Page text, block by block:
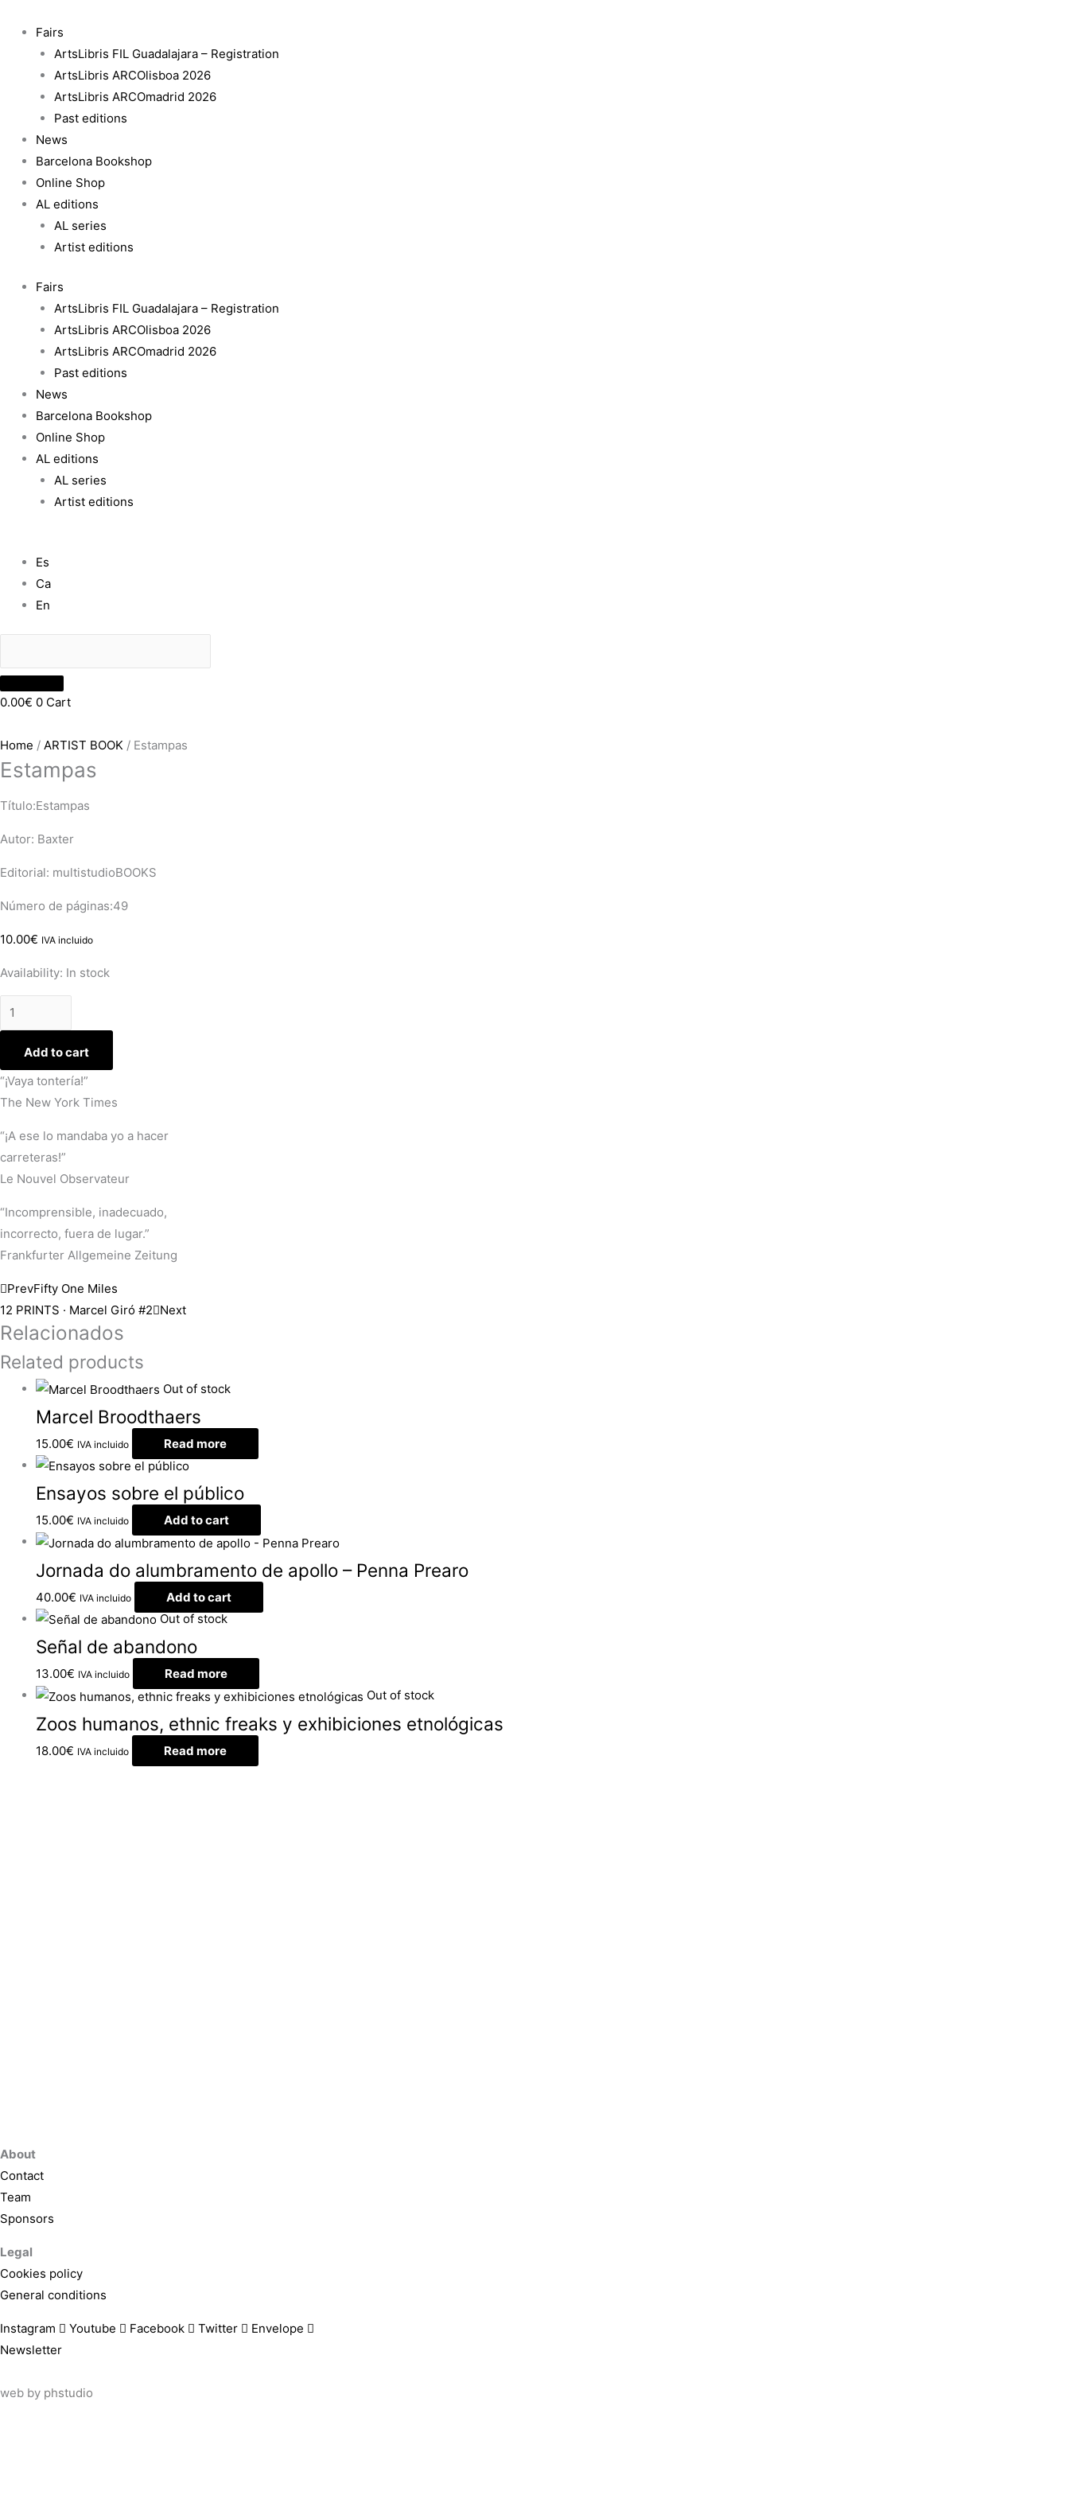
content
Fairs
ArtsLibris FIL Guadalajara – Registration
ArtsLibris ARCOlisboa 2026
ArtsLibris ARCOmadrid 2026
Past editions
News
Barcelona Bookshop
Online Shop
AL editions
AL series
Artist editions
Fairs
ArtsLibris FIL Guadalajara – Registration
ArtsLibris ARCOlisboa 2026
ArtsLibris ARCOmadrid 2026
Past editions
News
Barcelona Bookshop
Online Shop
AL editions
AL series
Artist editions
Es
Ca
En
0.00€ 0 Cart
Home / ARTIST BOOK / Estampas
Estampas
Título:Estampas
Autor: Baxter
Editorial: multistudioBOOKS
Número de páginas:49
10.00€ IVA incluido
Availability: In stock
quantity
Add to cart
“¡Vaya tontería!”
The New York Times
“¡A ese lo mandaba yo a hacer
carreteras!”
Le Nouvel Observateur
“Incomprensible, inadecuado,
incorrecto, fuera de lugar.”
Frankfurter Allgemeine Zeitung
PrevFifty One Miles
12 PRINTS · Marcel Giró #2 Next
Relacionados
Related products
Out of stock
Marcel Broodthaers
15.00€ IVA incluido Read more
Ensayos sobre el público
15.00€ IVA incluido Add to cart
Jornada do alumbramento de apollo – Penna Prearo
40.00€ IVA incluido
Add to cart
Out of stock
Señal de abandono
13.00€ IVA incluido
Read more
Out of stock
Zoos humanos, ethnic freaks y exhibiciones etnológicas
18.00€ IVA incluido Read more
About
Contact
Team
Sponsors
Legal
Cookies policy
General conditions
Instagram Youtube Facebook Twitter
Envelope
Newsletter
web by phstudio